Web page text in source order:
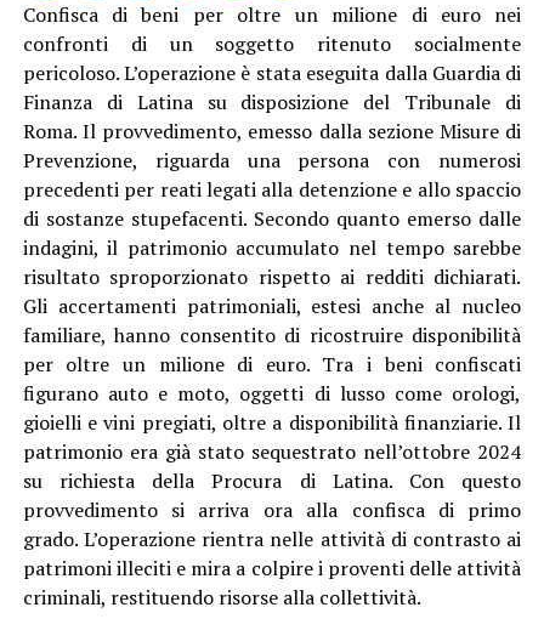
Confisca di beni per oltre un milione di euro nei
confronti di un soggetto ritenuto socialmente
pericoloso. L’operazione è stata eseguita dalla Guardia di
Finanza di Latinasu disposizione del Tribunale di
Roma. Il provvedimento, emesso dalla sezione Misure di
Prevenzione, riguarda una persona con numerosi
precedenti per reati legati alla detenzione e allo spaccio
di sostanze stupefacenti. Secondo quanto emerso dalle
indagini, il patrimonio accumulato nel tempo sarebbe
risultato sproporzionato rispetto ai redditi dichiarati.
Gli accertamenti patrimoniali, estesi anche al nucleo
familiare, hanno consentito di ricostruire disponibilità
per oltre un milione di euro. Tra i beni confiscati
figurano auto e moto, oggetti di lusso come orologi,
gioielli e vini pregiati, oltre a disponibilità finanziarie. Il
patrimonio era già stato sequestrato nell’ottobre 2024
su richiesta della Procura di Latina. Con questo
provvedimento si arriva ora alla confisca di primo
grado. L’operazione rientra nelle attività di contrasto ai
patrimoni illeciti e mira a colpire i proventi delle attività
criminali, restituendo risorse alla collettività.